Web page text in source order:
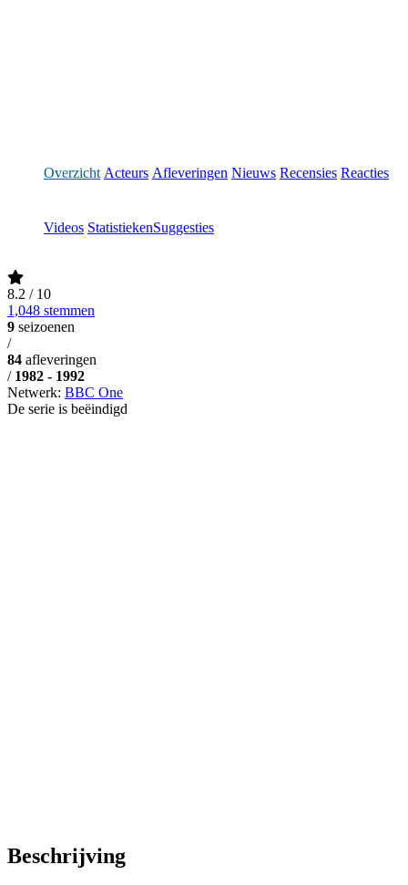
Overzicht Acteurs Afleveringen Nieuws Recensies Reacties
Videos StatistiekenSuggesties
8.2 / 10
1,048 stemmen
9 seizoenen
/
84 afleveringen
/ 1982 - 1992
Netwerk: BBC One
De serie is beëindigd
Beschrijving